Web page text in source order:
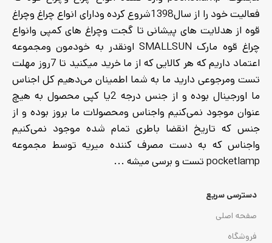
فعالیت خود را از سال1398شروع کرده ودارای انواع چراغ وچراغ
قوه از هدلایت های پیشانی تا گجت وچراغ های کمپی وانواع
چراغ قوه مارک SMALLSUN اونقدر به خودمون ومجموعه
اعتماد داریم که هر کالایی که از ما خرید میکنید تا 7روز مهلت
تست ومرجوعی دارید ما به شما اطمینان می‌دهیم کل اجناس
ما اورجینال بوده و از جنس درجه 2یا کپی محصول به هیچ
عنوان موجود نمی‌کنیم واجناس ومحصولات ما بروز بوده و از
جنس که تاریخ انقضا باطری تمام شده موجود نمی‌کنیم
واجناس که به دست مصرف کننده میریه توسط مجموعه
pocketlamp تست و برسی میشه ...
دسترسی سریع
صفحه اصلی
فروشگاه